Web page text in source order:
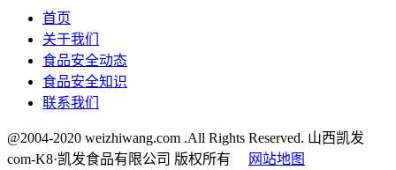
首页
关于我们
食品安全动态
食品安全知识
联系我们
@2004-2020 weizhiwang.com .All Rights Reserved. 山西凯发
com-K8·凯发食品有限公司 版权所有
网站地图